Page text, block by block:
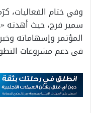
وفي ختام الفعاليات،
سمير فرج، حيث أهدته
المؤتمر وإسهاماته
في دعم مشروعات